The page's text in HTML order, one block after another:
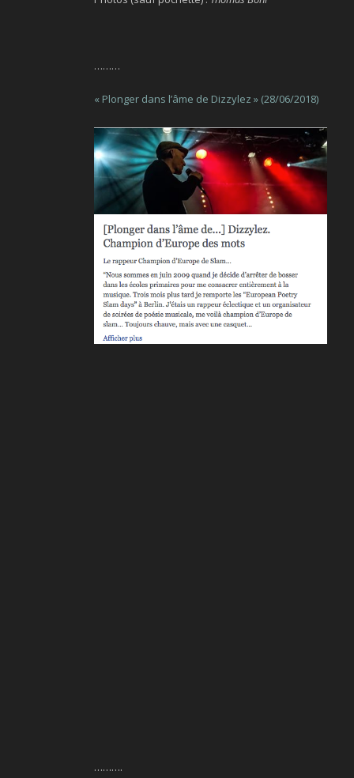
………
« Plonger dans l’âme de Dizzylez » (28/06/2018)
……….